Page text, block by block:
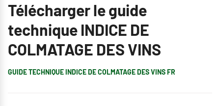
Télécharger le guide
technique INDICE DE
COLMATAGE DES VINS
GUIDE TECHNIQUE INDICE DE COLMATAGE DES VINS FR